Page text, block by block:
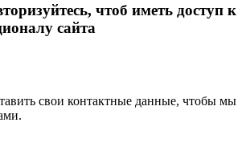
чтоб иметь доступ к
сайта
свои контактные данные, чтобы мы